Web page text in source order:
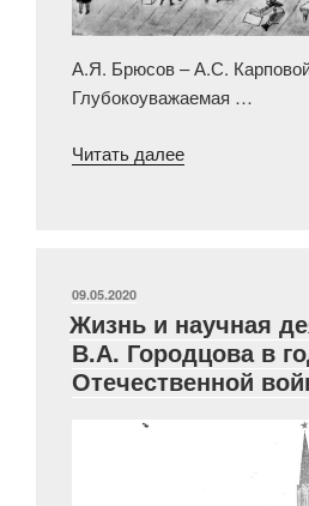
А.Я. Брюсов – А.С.
Глубокоуважаемая …
Читать далее«Письма
музея
1941–
1944
ОПУБЛИКОВАНО
09.05.2020
Жизнь и научная
В.А. Городцова в
Отечественной